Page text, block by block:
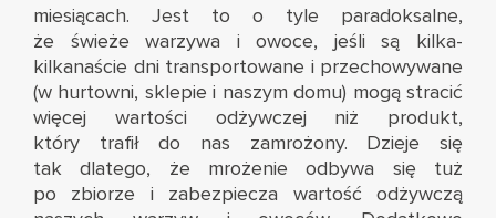
miesiącach. Jest to o tyle paradoksalne,
że świeże warzywa i owoce, jeśli są kilka-
kilkanaście dni transportowane i przechowywane
(w hurtowni, sklepie i naszym domu) mogą stracić
więcej wartości odżywczej niż produkt,
który trafił do nas zamrożony. Dzieje się
tak dlatego, że mrożenie odbywa się tuż
po zbiorze i zabezpiecza wartość odżywczą